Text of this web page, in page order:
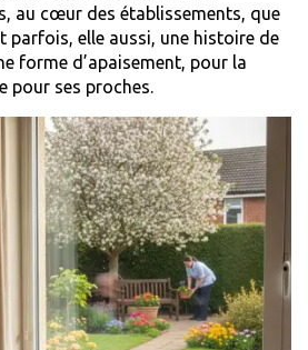
au cœur des établissements, que
parfois, elle aussi, une histoire de
forme d’apaisement, pour la
pour ses proches.